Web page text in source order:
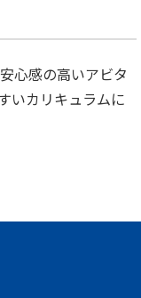
心感の高いアビタ
いカリキュラムに